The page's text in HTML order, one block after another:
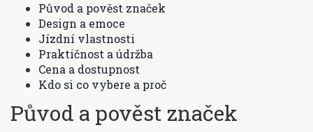
Původ a pověst značek
Design a emoce
Jízdní vlastnosti
Praktičnost a údržba
Cena a dostupnost
Kdo si co vybere a proč
Původ a pověst značek